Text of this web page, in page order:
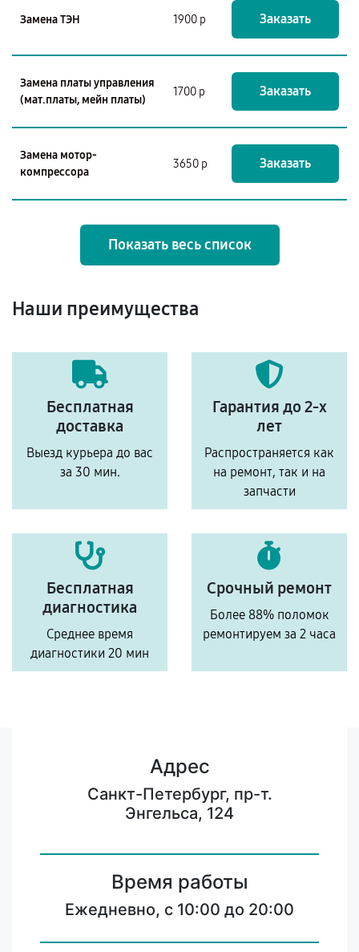
Замена ТЭН 1900 р Заказать
Замена платы управления
(мат.платы, мейн платы)
1700 р Заказать
Замена мотор-
компрессора
3650 р Заказать
Показать весь список
Наши преимущества
Бесплатная
доставка
Выезд курьера до вас
за 30 мин.
Гарантия до 2-х
лет
Распространяется как
на ремонт, так и на
запчасти
Бесплатная
диагностика
Среднее время
диагностики 20 мин
Срочный ремонт
Более 88% поломок
ремонтируем за 2 часа
Адрес
Санкт-Петербург, пр-т.
Энгельса, 124
Время работы
Ежедневно, с 10:00 до 20:00